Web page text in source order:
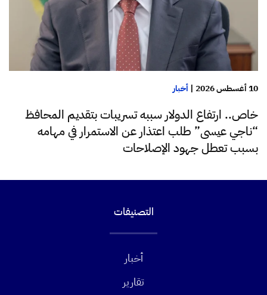
10 أغسطس 2026 | أخبار
خاص.. ارتفاع الدولار سببه تسريبات بتقديم المحافظ
“ناجي عيسى” طلب اعتذار عن الاستمرار في مهامه
بسبب تعطل جهود الإصلاحات
التصنيفات
أخبار
تقارير